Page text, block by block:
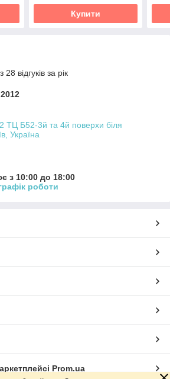
Купити
відгуків за рік
ТЦ Б52-3й та 4й поверхи біля
Україна
з 10:00 до 18:00
роботи
Prom.ua